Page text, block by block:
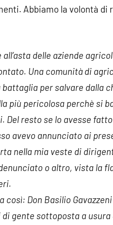
Abbiamo la volontà di
delle aziende
Una comunità di
per salvare dalla
più pericolosa perchè si
Del resto se lo avesse
avevo annunciato ai
nella mia veste di
o altro, vista la
Don Basilio
gente sottoposta a